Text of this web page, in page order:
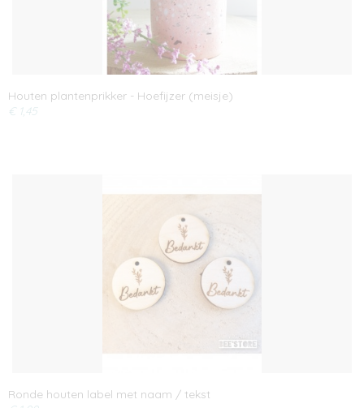
Houten plantenprikker - Hoefijzer (meisje)
€ 1,45
Ronde houten label met naam / tekst